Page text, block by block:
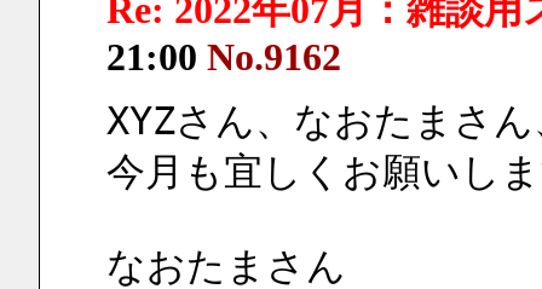
Re: 2022年07月：雑談用
21:00 No.9162
XYZさん、なおたまさ
今月も宜しくお願いし
なおたまさん